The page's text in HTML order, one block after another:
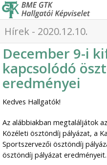
Hírek - 2020.12.10.
December 9-i
kapcsolódó
eredményei
Kedves Hallgatók!
Az alábbiakban megtaláljátok
Közéleti ösztöndíj pályázat, a
Sportszervezői ösztöndíj
ösztöndíj pályázat eredményeit.